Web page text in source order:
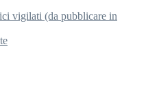
vigilati (da pubblicare in